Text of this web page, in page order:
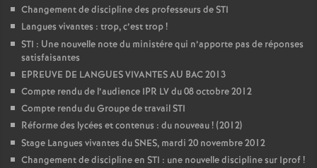
Changement de discipline des professeurs de STI
Langues vivantes : trop, c’est trop!
STI : Une nouvelle note du ministére qui n’apporte pas de réponses
satisfaisantes
EPREUVE DE LANGUES VIVANTES AU BAC 2013
Compte rendu de l’audience IPR LV du 08 octobre 2012
Compte rendu du Groupe de travail STI
Réforme des lycées et contenus : du nouveau! (2012)
Stage Langues vivantes du SNES, mardi 20 novembre 2012
Changement de discipline en STI : une nouvelle discipline sur Iprof!